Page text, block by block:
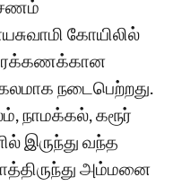
கோயிலில்
நடைபெற்றது.
நாமக்கல், கரூர்
இருந்து வந்த
அம்மனை